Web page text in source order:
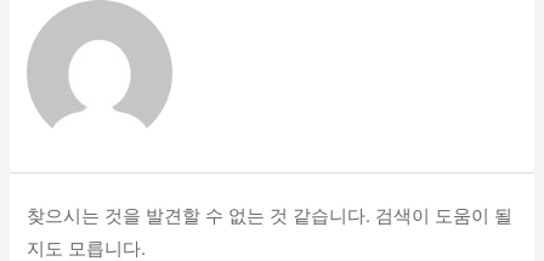
찾으시는 것을 발견할 수 없는 것 같습니다. 검색이 도움이 될
지도 모릅니다.